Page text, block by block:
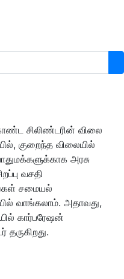
சிலிண்டரின் விலை
குறைந்த விலையில்
அரசு
வசதி
சமையல்
வாங்கலாம். அதாவது,
கார்பரேஷன்